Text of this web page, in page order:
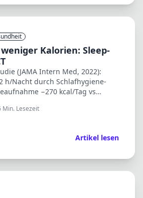
Kalorien: Sleep-
(JAMA Intern Med, 2022):
h/Nacht durch Schlafhygiene-
−270 kcal/Tag vs
Min. Lesezeit
Artikel lesen